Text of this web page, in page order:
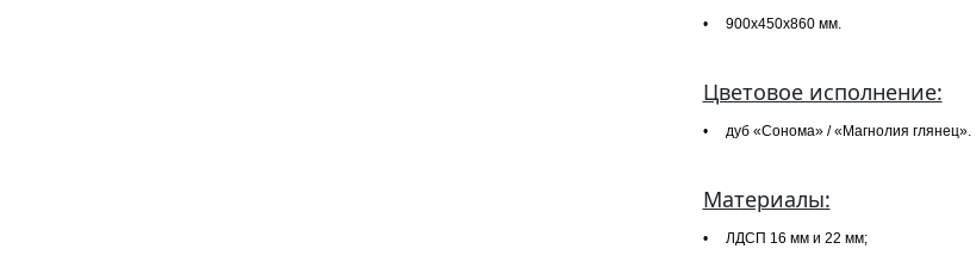
• 900х450х860 мм.
Цветовое исполнение:
• дуб «Сонома» / «Магнолия глянец».
Материалы:
• ЛДСП 16 мм и 22 мм;